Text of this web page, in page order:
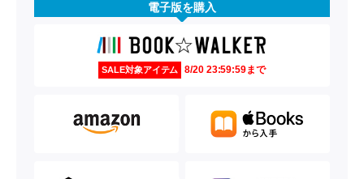
電子版を購入
SALE対象アイテム 8/20 23:59:59まで